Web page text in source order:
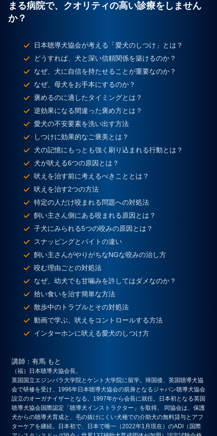
まる病院で、クオリティの高い診療をしません
か？
日本聴導犬協会が考える「愛犬のしつけ」とは？
どうすれば、犬と深い信頼関係を築けるのか？
なぜ、犬に自信を持たせることが重要なのか？
なぜ、母犬をお手本にするのか？
褒めるのに適したタイミングとは？
逆効果になる間違った褒め方とは？
愛犬の不安要素を洗い出す方法
しつけに効果的なご褒美とは？
犬の記憶にもっとも強く刷り込まれる行動とは？
犬が吠える6つの原因とは？
吠えを治す前に考えるべきこととは？
吠えを治す2つの方法
特定の人だけ咬まれる問題への対処法
飼い主さん側にある咬まれる原因とは？
子犬にみられる5つの咬みの原因とは？
スナッピングとバイトの違い
飼い主さんがやりがちなNGな咬みの治し方
咬む理由ごとの対処法
なぜ、幼犬でも甘噛みを許してはダメなのか？
拾い食いを治す簡単な方法
散歩中のトラブルとその対処法
動画で学ぶ、吠えをコントロールする方法
インターホンに吠える愛犬のしつけ方
講師 ：有馬 もと
（福）日本聴導犬協会長。
英国国立エジンバラ大学院とケント大学院に留学。帰国後、英国聴導犬協
会で研修を受け、1996年日本聴導犬協会の前身となるジャパン聴導犬協会
設立のオーガナイザーとなる。1997年から会長に就任。日本初となる英国
聴導犬協会国際認定「聴導犬インストラクター」を取得。 同協会は、保護
犬からの聴導犬育成と、毛の抜けにくい犬種での介助犬の無料貸与とアフ
ターケアを継続。日本初で、日本で唯一（2022年1月現在）のADI（国際